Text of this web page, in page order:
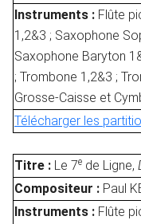
Instruments : Flûte
1,2&3 ; Saxophone
Saxophone Baryton
; Trombone 1,2&3 ;
Grosse-Caisse et
Télécharger les
Titre : Le 7e de Ligne,
Compositeur : Paul
Instruments : Flûte